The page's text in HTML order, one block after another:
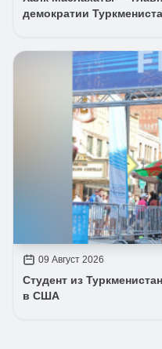
демократии
09 Август 2026
Студент из
в США